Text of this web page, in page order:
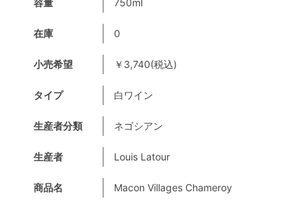
容量 750ml
在庫 0
小売希望 ￥3,740(税込)
タイプ 白ワイン
生産者分類 ネゴシアン
生産者 Louis Latour
商品名 Macon Villages Chameroy